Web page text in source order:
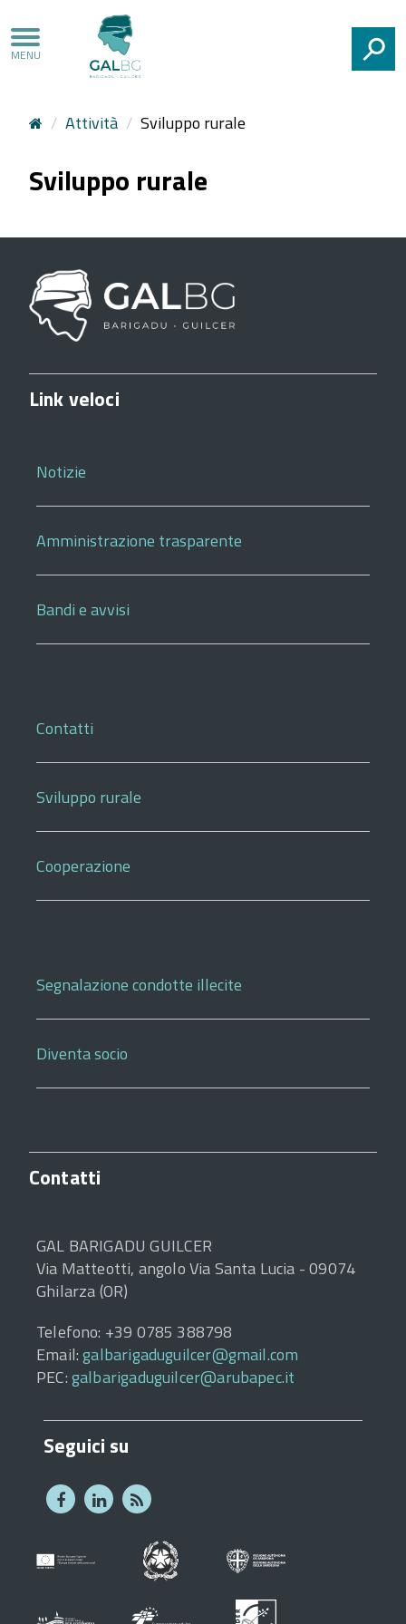
Attività Sviluppo rurale
Sviluppo rurale
Link veloci
Notizie
Amministrazione trasparente
Bandi e avvisi
Contatti
Sviluppo rurale
Cooperazione
Segnalazione condotte illecite
Diventa socio
Contatti
GAL BARIGADU GUILCER
Via Matteotti, angolo Via Santa Lucia - 09074
Ghilarza (OR)
Telefono: +39 0785 388798
Email:galbarigaduguilcer@gmail.com
PEC:galbarigaduguilcer@arubapec.it
Seguici su